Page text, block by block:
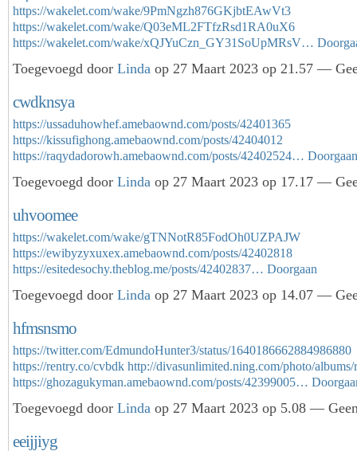
https://wakelet.com/wake/9PmNgzh876GKjbtEAwVt3
https://wakelet.com/wake/Q03eML2FTfzRsd1RA0uX6
https://wakelet.com/wake/xQJYuCzn_GY31SoUpMRsV…
Toegevoegd door Linda op 27 Maart 2023 op 21.57 —
cwdknsya
https://ussaduhowhef.amebaownd.com/posts/42401365
https://kissufighong.amebaownd.com/posts/42404012
https://raqydadorowh.amebaownd.com/posts/42402524… Doorgaan
Toegevoegd door Linda op 27 Maart 2023 op 17.17 —
uhvoomee
https://wakelet.com/wake/gTNNotR85FodOh0UZPAJW
https://ewibyzyxuxex.amebaownd.com/posts/42402818
https://esitedesochy.theblog.me/posts/42402837… Doorgaan
Toegevoegd door Linda op 27 Maart 2023 op 14.07 —
hfmsnsmo
https://twitter.com/EdmundoHunter3/status/1640186662884986880
https://rentry.co/cvbdk http://divasunlimited.ning.com/photo/
https://ghozagukyman.amebaownd.com/posts/42399005…
Toegevoegd door Linda op 27 Maart 2023 op 5.08 —
eeijjiyg